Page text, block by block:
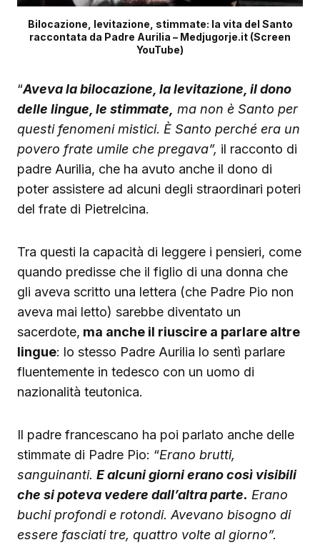
Bilocazione, levitazione, stimmate: la vita del Santo
raccontata da Padre Aurilia – Medjugorje.it (Screen
YouTube)
“Aveva la bilocazione, la levitazione, il dono
delle lingue, le stimmate, ma non è Santo per
questi fenomeni mistici. È Santo perché era un
povero frate umile che pregava”, il racconto di
padre Aurilia, che ha avuto anche il dono di
poter assistere ad alcuni degli straordinari poteri
del frate di Pietrelcina.
Tra questi la capacità di leggere i pensieri, come
quando predisse che il figlio di una donna che
gli aveva scritto una lettera (che Padre Pio non
aveva mai letto) sarebbe diventato un
sacerdote, ma anche il riuscire a parlare altre
lingue: lo stesso Padre Aurilia lo sentì parlare
fluentemente in tedesco con un uomo di
nazionalità teutonica.
Il padre francescano ha poi parlato anche delle
stimmate di Padre Pio: “Erano brutti,
sanguinanti. E alcuni giorni erano così visibili
che si poteva vedere dall’altra parte. Erano
buchi profondi e rotondi. Avevano bisogno di
essere fasciati tre, quattro volte al giorno”.